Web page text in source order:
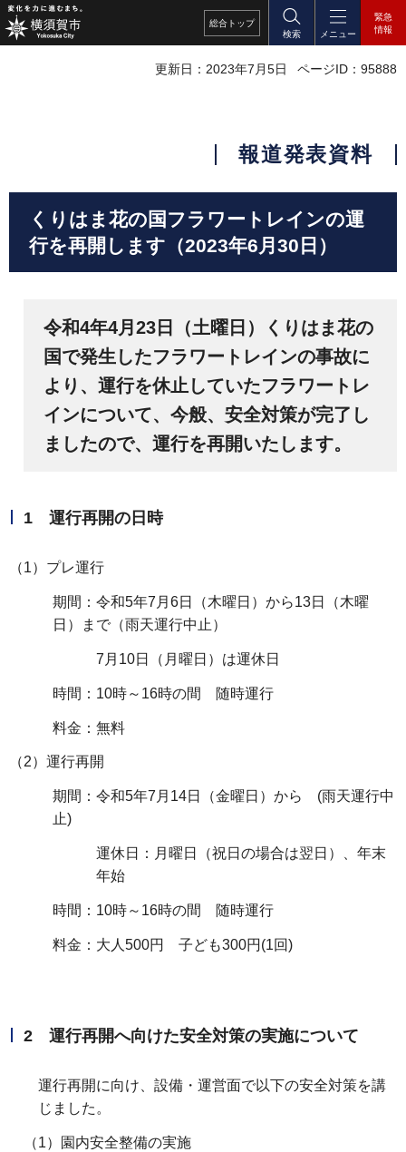
総合 トップ
検索
メニュー
緊急
情報
更新日：2023年7月5日 ページID：95888
報道発表資料
くりはま花の国フラワートレインの運
行を再開します（2023年6月30日）
令和4年4月23日（土曜日）くりはま花の
国で発生したフラワートレインの事故に
より、運行を休止していたフラワートレ
インについて、今般、安全対策が完了し
ましたので、運行を再開いたします。
1 運行再開の日時
（1）プレ運行
期間：令和5年7月6日（木曜日）から13日（木曜
日）まで（雨天運行中止）
7月10日（月曜日）は運休日
時間：10時～16時の間 随時運行
料金：無料
（2）運行再開
期間：令和5年7月14日（金曜日）から (雨天運行中
止)
運休日：月曜日（祝日の場合は翌日）、年末
年始
時間：10時～16時の間 随時運行
料金：大人500円 子ども300円(1回)
2 運行再開へ向けた安全対策の実施について
運行再開に向け、設備・運営面で以下の安全対策を講
じました。
（1）園内安全整備の実施